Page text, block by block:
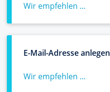
Wir empfehlen ...
E-Mail-Adresse anlegen
Wir empfehlen ...